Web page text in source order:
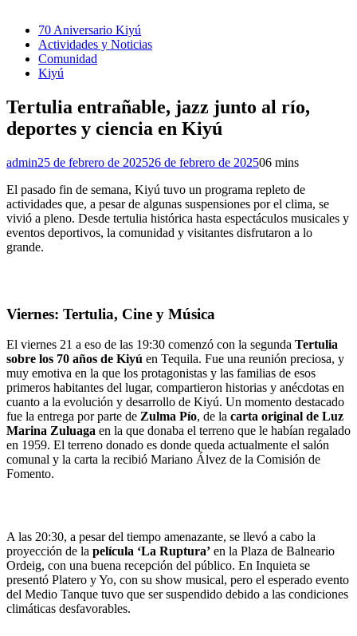
70 Aniversario Kiyú
Actividades y Noticias
Comunidad
Kiyú
Tertulia entrañable, jazz junto al río,
deportes y ciencia en Kiyú
admin25 de febrero de 202526 de febrero de 202506 mins
El pasado fin de semana, Kiyú tuvo un programa repleto de
actividades que, a pesar de algunas suspensiones por el clima, se
vivió a pleno. Desde tertulia histórica hasta espectáculos musicales y
eventos deportivos, la comunidad y visitantes disfrutaron a lo
grande.
Viernes: Tertulia, Cine y Música
El viernes 21 a eso de las 19:30 comenzó con la segunda Tertulia
sobre los 70 años de Kiyú en Tequila. Fue una reunión preciosa, y
muy emotiva en la que los protagonistas y las familias de esos
primeros habitantes del lugar, compartieron historias y anécdotas en
cuanto a la evolución y desarrollo de Kiyú. Un momento destacado
fue la entrega por parte de Zulma Pío, de la carta original de Luz
Marina Zuluaga en la que donaba el terreno que le habían regalado
en 1959. El terreno donado es donde queda actualmente el salón
comunal y la carta la recibió Mariano Álvez de la Comisión de
Fomento.
A las 20:30, a pesar del tiempo amenazante, se llevó a cabo la
proyección de la película ‘La Ruptura’ en la Plaza de Balneario
Ordeig, con una buena recepción del público. En Inquieta se
presentó Platero y Yo, con su show musical, pero el esperado evento
del Medio Tanque tuvo que ser suspendido debido a las condiciones
climáticas desfavorables.